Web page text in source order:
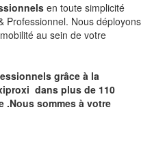
en toute simplicité
Professionnel. Nous déployons
au sein de votre
grâce à la
dans plus de 110
.Nous sommes à votre